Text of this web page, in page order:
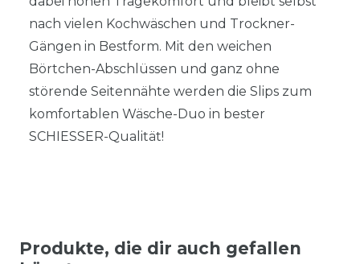
nach vielen Kochwäschen und Trockner-
Gängen in Bestform. Mit den weichen
Börtchen-Abschlüssen und ganz ohne
störende Seitennähte werden die Slips zum
komfortablen Wäsche-Duo in bester
SCHIESSER-Qualität!
Produkte, die dir auch gefallen